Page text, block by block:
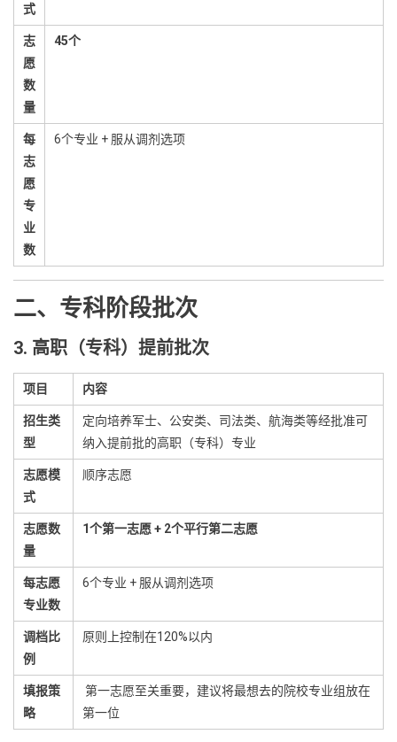
式
志
愿
数
量
45个
每
志
愿
专
业
数
6个专业 + 服从调剂选项
二、专科阶段批次
3. 高职（专科）提前批次
项目 内容
招生类
型
定向培养军士、公安类、司法类、航海类等经批准可
纳入提前批的高职（专科）专业
志愿模
式
顺序志愿
志愿数
量
1个第一志愿 + 2个平行第二志愿
每志愿
专业数
6个专业 + 服从调剂选项
调档比
例
原则上控制在120%以内
填报策
略
第一志愿至关重要，建议将最想去的院校专业组放在
第一位